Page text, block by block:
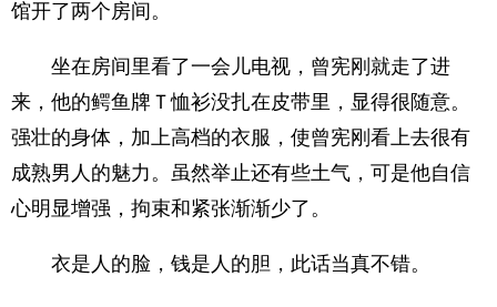
馆开了两个房间。
坐在房间里看了一会儿电视，曾宪刚就走了进
来，他的鳄鱼牌Ｔ恤衫没扎在皮带里，显得很随意。
强壮的身体，加上高档的衣服，使曾宪刚看上去很有
成熟男人的魅力。虽然举止还有些土气，可是他自信
心明显增强，拘束和紧张渐渐少了。
衣是人的脸，钱是人的胆，此话当真不错。